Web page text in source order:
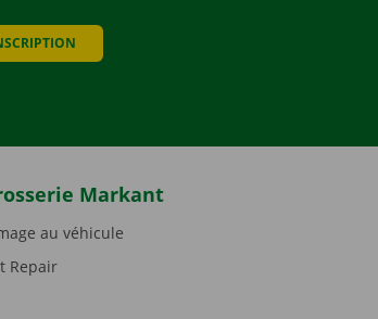
Markant
au véhicule
Repair